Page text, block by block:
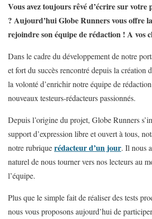
Vous avez toujours rêvé d’écrire sur
? Aujourd’hui Globe Runners vous offre
rejoindre son équipe de rédaction ! A vos
Dans le cadre du développement de notre
et fort du succès rencontré depuis la création
la volonté d’enrichir notre équipe de
nouveaux testeurs-rédacteurs passionnés.
Depuis l’origine du projet, Globe Runners
support d’expression libre et ouvert à tous,
notre rubriquerédacteur d’un jour. Il nous
naturel de nous tourner vers nos lecteurs au
l’équipe.
Plus que le simple fait de réaliser des tests
nous vous proposons aujourd’hui de